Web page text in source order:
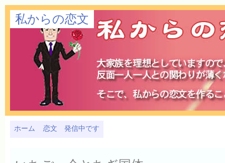
私からの恋文
ホーム 恋文 発信中です